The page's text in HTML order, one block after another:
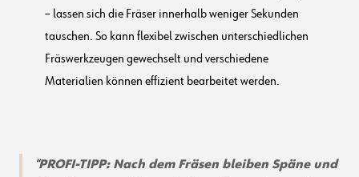
– lassen sich die Fräser innerhalb weniger Sekunden
tauschen. So kann flexibel zwischen unterschiedlichen
Fräswerkzeugen gewechselt und verschiedene
Materialien können effizient bearbeitet werden.
PROFI-TIPP: Nach dem Fräsen bleiben Späne und